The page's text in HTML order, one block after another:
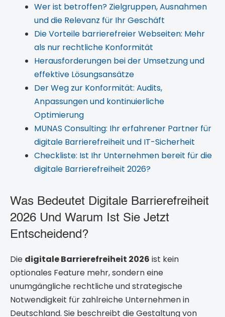
Wer ist betroffen? Zielgruppen, Ausnahmen
und die Relevanz für Ihr Geschäft
Die Vorteile barrierefreier Webseiten: Mehr
als nur rechtliche Konformität
Herausforderungen bei der Umsetzung und
effektive Lösungsansätze
Der Weg zur Konformität: Audits,
Anpassungen und kontinuierliche
Optimierung
MUNAS Consulting: Ihr erfahrener Partner für
digitale Barrierefreiheit und IT-Sicherheit
Checkliste: Ist Ihr Unternehmen bereit für die
digitale Barrierefreiheit 2026?
Was Bedeutet Digitale Barrierefreiheit
2026 Und Warum Ist Sie Jetzt
Entscheidend?
Die digitale Barrierefreiheit 2026 ist kein
optionales Feature mehr, sondern eine
unumgängliche rechtliche und strategische
Notwendigkeit für zahlreiche Unternehmen in
Deutschland. Sie beschreibt die Gestaltung von